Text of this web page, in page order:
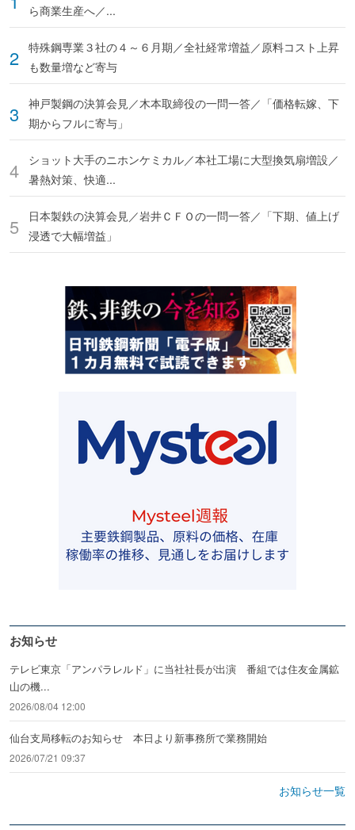
ら商業生産へ／...
特殊鋼専業３社の４～６月期／全社経常増益／原料コスト上昇
も数量増など寄与
神戸製鋼の決算会見／木本取締役の一問一答／「価格転嫁、下
期からフルに寄与」
ショット大手のニホンケミカル／本社工場に大型換気扇増設／
暑熱対策、快適...
日本製鉄の決算会見／岩井ＣＦＯの一問一答／「下期、値上げ
浸透で大幅増益」
お知らせ
テレビ東京「アンパラレルド」に当社社長が出演 番組では住友金属鉱
山の機...
2026/08/04 12:00
仙台支局移転のお知らせ 本日より新事務所で業務開始
2026/07/21 09:37
お知らせ一覧